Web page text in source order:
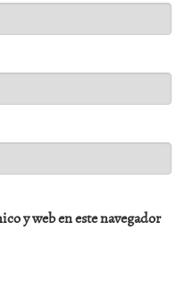
y web en este navegador